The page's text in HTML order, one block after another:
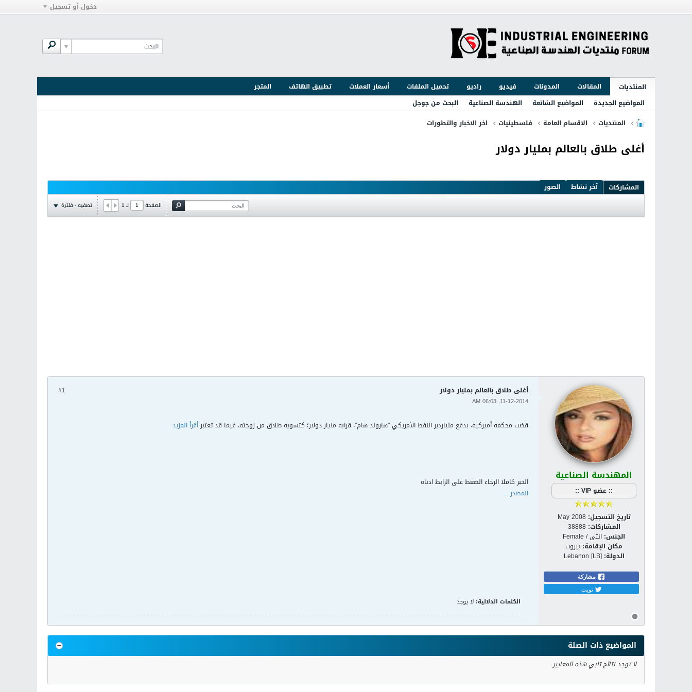
دخول أو تسجيل
المنتديات المقالات المدونات فيديو راديو تحميل الملفات أسعار العملات تطبيق الهاتف
المتجر
المواضيع الجديدة
المواضيع الشائعة الهندسة الصناعية
البحث من جوجل
المنتديات
الاقسام العامة فلسطينيات اخر الاخبار والتطورات
أغلى طلاق بالعالم بمليار دولار
المشاركات آخر نشاط الصور
الصفحة لـ1 تصفية - فلترة
المهندسة الصناعية
:: عضو VIP ::
تاريخ التسجيل: May 2008
المشاركات: 38888
الجنس: انثى / Female
مكان الإقامة: بيروت
الدولة: Lebanon [LB]
مشاركة
تويت
#1 أغلى طلاق بالعالم بمليار دولار
11-12-2014, 06:03 AM
قضت محكمة أميركية، بدفع ملياردير النفط الأمريكي "هارولد هام"، قرابة مليار دولار؛ كتسوية طلاق من زوجته، فيما قد تعتبر أقرأ المزيد
الخبر كاملا الرجاء الضغط على الرابط ادناه
المصدر ...
الكلمات الدلالية: لا يوجد
المواضيع ذات الصلة
لا توجد نتائج تلبي هذه المعايير.